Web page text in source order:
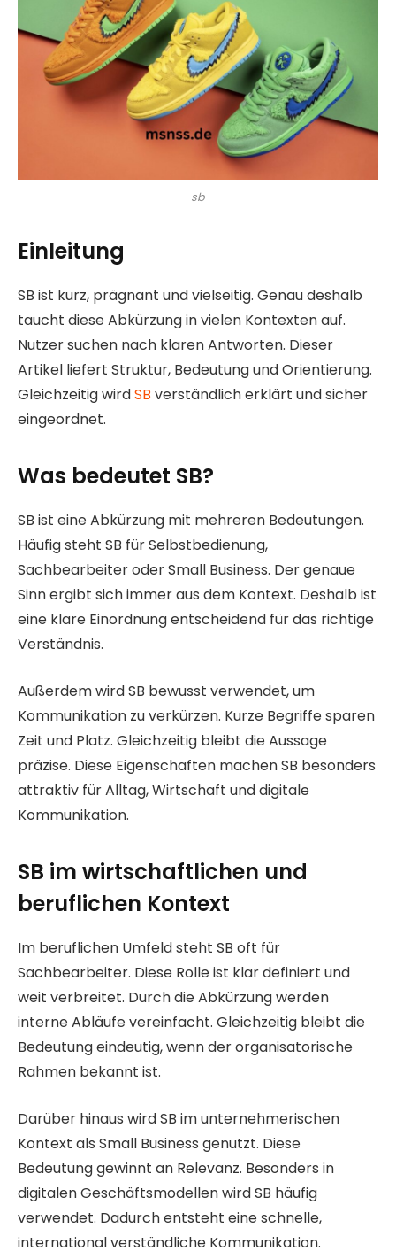
sb
Einleitung
SB ist kurz, prägnant und vielseitig. Genau deshalb
taucht diese Abkürzung in vielen Kontexten auf.
Nutzer suchen nach klaren Antworten. Dieser
Artikel liefert Struktur, Bedeutung und Orientierung.
Gleichzeitig wirdSB verständlich erklärt und sicher
eingeordnet.
Was bedeutet SB?
SB ist eine Abkürzung mit mehreren Bedeutungen.
Häufig steht SB für Selbstbedienung,
Sachbearbeiter oder Small Business. Der genaue
Sinn ergibt sich immer aus dem Kontext. Deshalb ist
eine klare Einordnung entscheidend für das richtige
Verständnis.
Außerdem wird SB bewusst verwendet, um
Kommunikation zu verkürzen. Kurze Begriffe sparen
Zeit und Platz. Gleichzeitig bleibt die Aussage
präzise. Diese Eigenschaften machen SB besonders
attraktiv für Alltag, Wirtschaft und digitale
Kommunikation.
SB im wirtschaftlichen und
beruflichen Kontext
Im beruflichen Umfeld steht SB oft für
Sachbearbeiter. Diese Rolle ist klar definiert und
weit verbreitet. Durch die Abkürzung werden
interne Abläufe vereinfacht. Gleichzeitig bleibt die
Bedeutung eindeutig, wenn der organisatorische
Rahmen bekannt ist.
Darüber hinaus wird SB im unternehmerischen
Kontext als Small Business genutzt. Diese
Bedeutung gewinnt an Relevanz. Besonders in
digitalen Geschäftsmodellen wird SB häufig
verwendet. Dadurch entsteht eine schnelle,
international verständliche Kommunikation.